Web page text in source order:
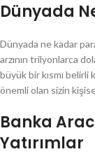
Dünyada
Dünyada ne kadar
arzının trilyonlarca
büyük bir kısmı
önemli olan sizin
Banka
Yatırımlar